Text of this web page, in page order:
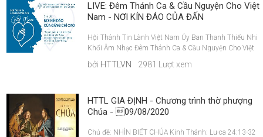
LIVE: Đêm Thánh Ca & Cầu Nguyện Cho Việt
Nam - NƠI KÍN ĐÁO CỦA ĐẤN
Hội Thánh Tin Lành Việt Nam Ủy Ban Thanh Thiếu Nhi
Khối Âm Nhạc Đêm Thánh Ca & Cầu Nguyện Cho Việt
nào ở nơi kín-đáo của Đấng Chí-Cao, Sẽ được hằng ở
Lành Việt Nam Chương trình sẽ được truyền hình trực
tiếp vào lúc 19:00 thứ 7 ngày 15.08.2020 trên các
https://facebook.com/to
bởi HTTLVN 2981 Lượt xem
HTTL GIA ĐỊNH - Chương trình thờ phượng
Chúa - 09/08/2020
Chủ đề: NHÌN BIẾT CHÚA Kinh Thánh: Lu-ca 24:13-32